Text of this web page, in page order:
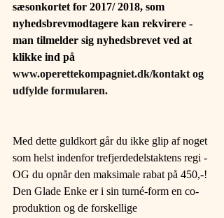
sæsonkortet for 2017/ 2018, som
nyhedsbrevmodtagere kan rekvirere -
man tilmelder sig nyhedsbrevet ved at
klikke ind på
www.operettekompagniet.dk/kontakt og
udfylde formularen.
Med dette guldkort går du ikke glip af noget
som helst indenfor trefjerdedelstaktens regi -
OG du opnår den maksimale rabat på 450,-!
Den Glade Enke er i sin turné-form en co-
produktion og de forskellige